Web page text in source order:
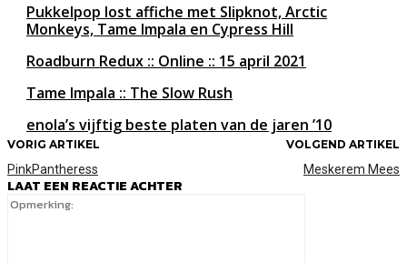
Pukkelpop lost affiche met Slipknot, Arctic
Monkeys, Tame Impala en Cypress Hill
Roadburn Redux :: Online
15 april 2021
Tame Impala :: The Slow Rush
enola’s vijftig beste platen van de jaren ’10
VORIG ARTIKEL
PinkPantheress
VOLGEND ARTIKEL
Meskerem Mees
LAAT EEN REACTIE ACHTER